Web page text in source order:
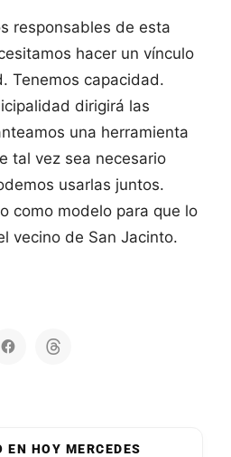
responsables de esta
hacer un vínculo
Tenemos capacidad.
dirigirá las
una herramienta
tal vez sea necesario
usarlas juntos.
como modelo para que lo
vecino de San Jacinto.
EN HOY MERCEDES